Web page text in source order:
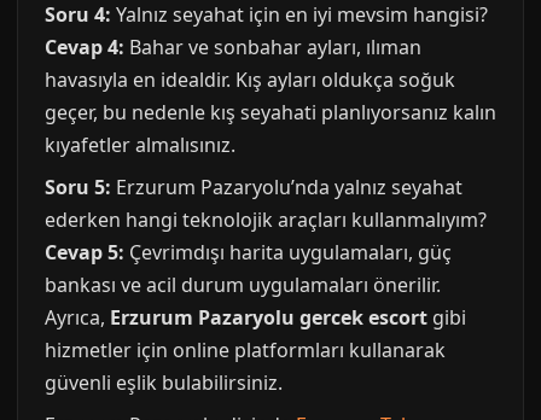
Soru 4: Yalnız seyahat için en iyi mevsim hangisi?
Cevap 4: Bahar ve sonbahar ayları, ılıman
havasıyla en idealdir. Kış ayları oldukça soğuk
geçer, bu nedenle kış seyahati planlıyorsanız kalın
kıyafetler almalısınız.
Soru 5: Erzurum Pazaryolu’nda yalnız seyahat
ederken hangi teknolojik araçları kullanmalıyım?
Cevap 5: Çevrimdışı harita uygulamaları, güç
bankası ve acil durum uygulamaları önerilir.
Ayrıca, Erzurum Pazaryolu gercek escort gibi
hizmetler için online platformları kullanarak
güvenli eşlik bulabilirsiniz.